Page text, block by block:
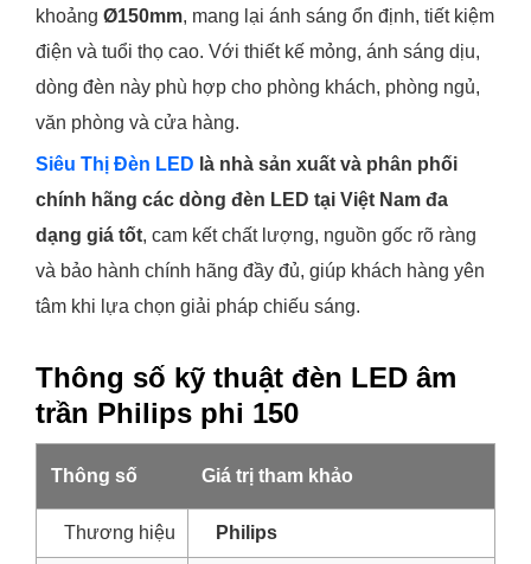
khoảng Ø150mm, mang lại ánh sáng ổn định, tiết kiệm
điện và tuổi thọ cao. Với thiết kế mỏng, ánh sáng dịu,
dòng đèn này phù hợp cho phòng khách, phòng ngủ,
văn phòng và cửa hàng.
Siêu Thị Đèn LED là nhà sản xuất và phân phối
chính hãng các dòng đèn LED tại Việt Nam đa
dạng giá tốt, cam kết chất lượng, nguồn gốc rõ ràng
và bảo hành chính hãng đầy đủ, giúp khách hàng yên
tâm khi lựa chọn giải pháp chiếu sáng.
Thông số kỹ thuật đèn LED âm
trần Philips phi 150
Thông số Giá trị tham khảo
Thương hiệu Philips